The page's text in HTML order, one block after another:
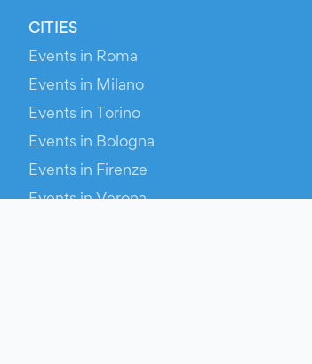
CITIES
Events in Roma
Events in Milano
Events in Torino
Events in Bologna
Events in Firenze
Events in Verona